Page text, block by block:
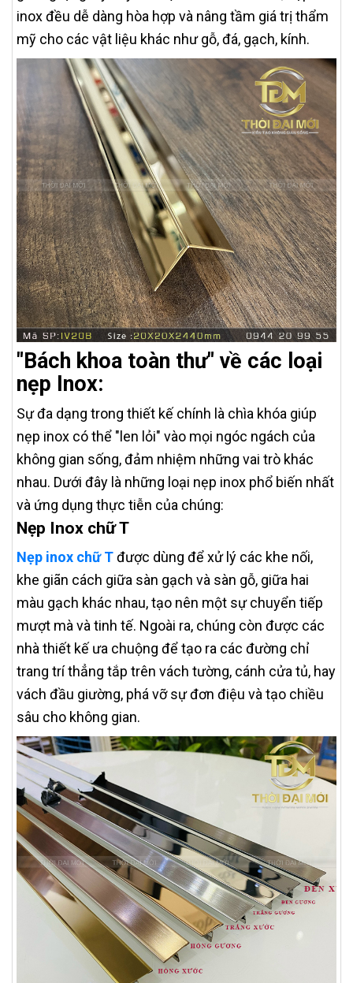
inox đều dễ dàng hòa hợp và nâng tầm giá trị thẩm
mỹ cho các vật liệu khác như gỗ, đá, gạch, kính.
"Bách khoa toàn thư" về các loại
nẹp Inox:
Sự đa dạng trong thiết kế chính là chìa khóa giúp
nẹp inox có thể "len lỏi" vào mọi ngóc ngách của
không gian sống, đảm nhiệm những vai trò khác
nhau. Dưới đây là những loại nẹp inox phổ biến nhất
và ứng dụng thực tiễn của chúng:
Nẹp Inox chữ T
Nẹp inox chữ Tđược dùng để xử lý các khe nối,
khe giãn cách giữa sàn gạch và sàn gỗ, giữa hai
màu gạch khác nhau, tạo nên một sự chuyển tiếp
mượt mà và tinh tế. Ngoài ra, chúng còn được các
nhà thiết kế ưa chuộng để tạo ra các đường chỉ
trang trí thẳng tắp trên vách tường, cánh cửa tủ, hay
vách đầu giường, phá vỡ sự đơn điệu và tạo chiều
sâu cho không gian.